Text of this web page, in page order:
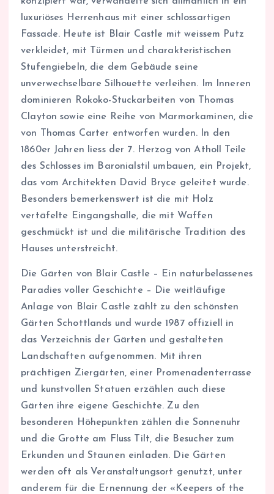
luxuriöses Herrenhaus mit einer schlossartigen
Fassade. Heute ist Blair Castle mit weissem Putz
verkleidet, mit Türmen und charakteristischen
Stufengiebeln, die dem Gebäude seine
unverwechselbare Silhouette verleihen. Im Inneren
dominieren Rokoko-Stuckarbeiten von Thomas
Clayton sowie eine Reihe von Marmorkaminen, die
von Thomas Carter entworfen wurden. In den
1860er Jahren liess der 7. Herzog von Atholl Teile
des Schlosses im Baronialstil umbauen, ein Projekt,
das vom Architekten David Bryce geleitet wurde.
Besonders bemerkenswert ist die mit Holz
vertäfelte Eingangshalle, die mit Waffen
geschmückt ist und die militärische Tradition des
Hauses unterstreicht.
Die Gärten von Blair Castle – Ein naturbelassenes
Paradies voller Geschichte – Die weitläufige
Anlage von Blair Castle zählt zu den schönsten
Gärten Schottlands und wurde 1987 offiziell in
das Verzeichnis der Gärten und gestalteten
Landschaften aufgenommen. Mit ihren
prächtigen Ziergärten, einer Promenadenterrasse
und kunstvollen Statuen erzählen auch diese
Gärten ihre eigene Geschichte. Zu den
besonderen Höhepunkten zählen die Sonnenuhr
und die Grotte am Fluss Tilt, die Besucher zum
Erkunden und Staunen einladen. Die Gärten
werden oft als Veranstaltungsort genutzt, unter
anderem für die Ernennung der «Keepers of the